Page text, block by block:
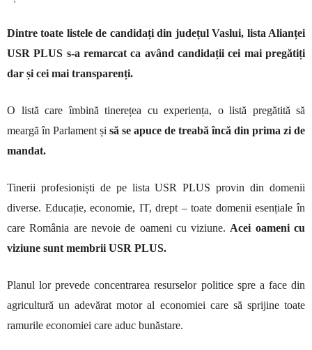
Dintre toate listele de candidați din județul Vaslui, lista Alianței
USR PLUS s-a remarcat ca având candidații cei mai pregătiți
dar și cei mai transparenți.
O listă care îmbină tinerețea cu experiența, o listă pregătită să
meargă în Parlament și să se apuce de treabă încă din prima zi de
mandat.
Tinerii profesioniști de pe lista USR PLUS provin din domenii
diverse. Educație, economie, IT, drept – toate domenii esențiale în
care România are nevoie de oameni cu viziune. Acei oameni cu
viziune sunt membrii USR PLUS.
Planul lor prevede concentrarea resurselor politice spre a face din
agricultură un adevărat motor al economiei care să sprijine toate
ramurile economiei care aduc bunăstare.